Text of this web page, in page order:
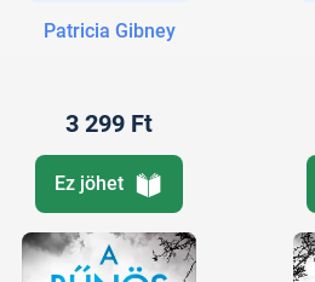
Patricia Gibney
3 299 Ft
Ez jöhet